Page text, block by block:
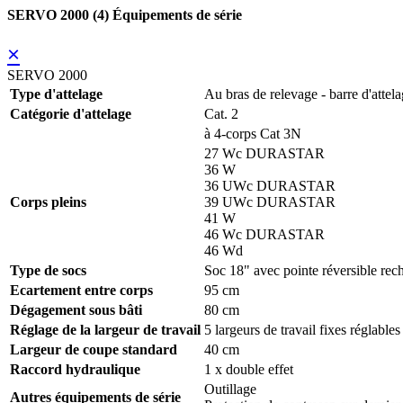
SERVO 2000 (4) Équipements de série
×
SERVO 2000
Type d'attelage
Au bras de relevage - barre
Catégorie d'attelage
Cat. 2
à 4-corps Cat 3N
Corps pleins
27 Wc DURASTAR
36 W
36 UWc DURASTAR
39 UWc DURASTAR
41 W
46 Wc DURASTAR
46 Wd
Type de socs
Soc 18" avec pointe réversible
Ecartement entre corps
95 cm
Dégagement sous bâti
80 cm
Réglage de la largeur de travail 5 largeurs de travail fixes
Largeur de coupe standard
40 cm
Raccord hydraulique
1 x double effet
Autres équipements de série
Outillage